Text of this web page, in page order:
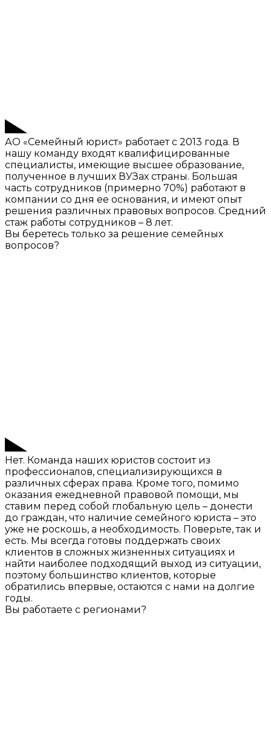
АО «Семейный юрист» работает с 2013 года. В
нашу команду входят квалифицированные
специалисты, имеющие высшее образование,
полученное в лучших ВУЗах страны. Большая
часть сотрудников (примерно 70%) работают в
компании со дня ее основания, и имеют опыт
решения различных правовых вопросов. Средний
стаж работы сотрудников – 8 лет.
Вы беретесь только за решение семейных
вопросов?
Нет. Команда наших юристов состоит из
профессионалов, специализирующихся в
различных сферах права. Кроме того, помимо
оказания ежедневной правовой помощи, мы
ставим перед собой глобальную цель – донести
до граждан, что наличие семейного юриста – это
уже не роскошь, а необходимость. Поверьте, так и
есть. Мы всегда готовы поддержать своих
клиентов в сложных жизненных ситуациях и
найти наиболее подходящий выход из ситуации,
поэтому большинство клиентов, которые
обратились впервые, остаются с нами на долгие
годы.
Вы работаете с регионами?